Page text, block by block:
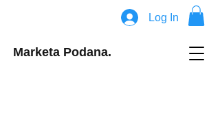
Log In
Marketa Podana.